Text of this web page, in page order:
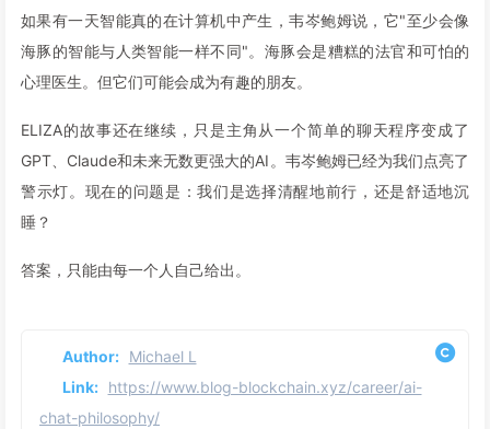
如果有一天智能真的在计算机中产生，韦岑鲍姆说，它"至少会像
海豚的智能与人类智能一样不同"。海豚会是糟糕的法官和可怕的
心理医生。但它们可能会成为有趣的朋友。
ELIZA的故事还在继续，只是主角从一个简单的聊天程序变成了
GPT、Claude和未来无数更强大的AI。韦岑鲍姆已经为我们点亮了
警示灯。现在的问题是：我们是选择清醒地前行，还是舒适地沉
睡？
答案，只能由每一个人自己给出。
Author: Michael L
Link: https://www.blog-blockchain.xyz/career/ai-
chat-philosophy/